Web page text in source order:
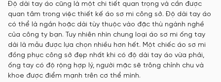
Độ dài tay áo cũng là một chi tiết quan trọng và cần được
quan tâm trong việc thiết kế áo sơ mi công sở. Độ dài tay áo
có thể là ngắn hoặc dài tùy thuộc vào đặc thù ngành nghề
của công ty bạn. Tuy nhiên nhìn chung loại áo sơ mi ống tay
dài là mẫu được lựa chọn nhiều hơn hết. Một chiếc áo sơ mi
đồng phục công sở đẹp nhất khi có độ dài tay áo vừa phải,
ống tay có độ rộng hợp lý, người mặc sẽ trông chỉnh chu và
khoe được điểm mạnh trên cơ thể mình.